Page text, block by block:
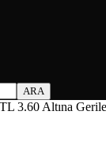
3.60 Altına